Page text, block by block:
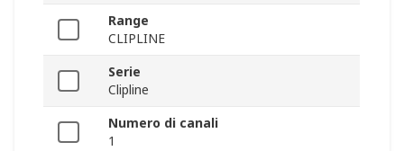
Range
CLIPLINE
Serie
Clipline
Numero di canali
1